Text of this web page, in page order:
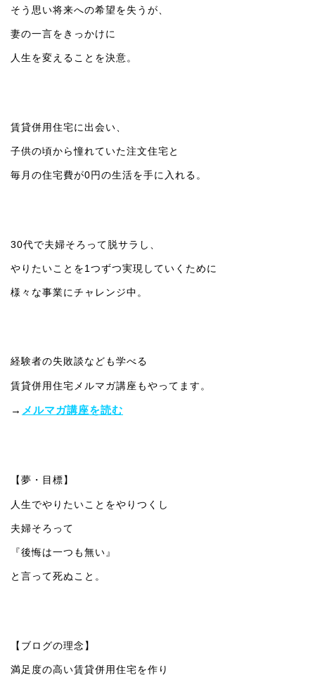
そう思い将来への希望を失うが、
妻の一言をきっかけに
人生を変えることを決意。
賃貸併用住宅に出会い、
子供の頃から憧れていた注文住宅と
毎月の住宅費が0円の生活を手に入れる。
30代で夫婦そろって脱サラし、
やりたいことを1つずつ実現していくために
様々な事業にチャレンジ中。
経験者の失敗談なども学べる
賃貸併用住宅メルマガ講座もやってます。
→ メルマガ講座を読む
【夢・目標】
人生でやりたいことをやりつくし
夫婦そろって
『後悔は一つも無い』
と言って死ぬこと。
【ブログの理念】
満足度の高い賃貸併用住宅を作り